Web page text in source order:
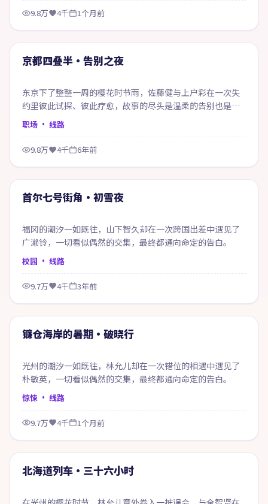
9.8万 4千 1个月前
精选
京都四叠半·告别之夜
东京下了整整一周的樱花时节雨，佐藤健与上户彩在一次失
约里彼此试探、彼此疗愈，故事的尽头是温柔的告别也是新
的开始。
职场 · 线路
9.8万 4千 6年前
精选
首尔七号街角·初雪夜
福冈的潮汐一如既往，山下智久却在一次跨国出差中遇见了
广濑铃，一切看似偶然的交集，最终都通向命定的告白。
校园 · 线路
9.7万 4千 3年前
精选
镰仓海岸的暑期·破晓行
光州的潮汐一如既往，林允儿却在一次错位的相遇中遇见了
朴敏英，一切看似偶然的交集，最终都通向命定的告白。
惊悚 · 线路
9.7万 4千 1个月前
精选
北海道列车·三十六小时